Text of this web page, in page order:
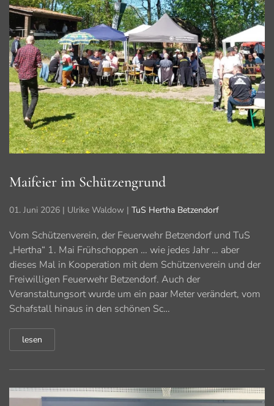
Maifeier im Schützengrund
01. Juni 2026 | Ulrike Waldow | TuS Hertha Betzendorf
Vom Schützenverein, der Feuerwehr Betzendorf und TuS
„Hertha“ 1. Mai Frühschoppen … wie jedes Jahr … aber
dieses Mal in Kooperation mit dem Schützenverein und der
Freiwilligen Feuerwehr Betzendorf. Auch der
Veranstaltungsort wurde um ein paar Meter verändert, vom
Schafstall hinaus in den schönen Sc…
lesen